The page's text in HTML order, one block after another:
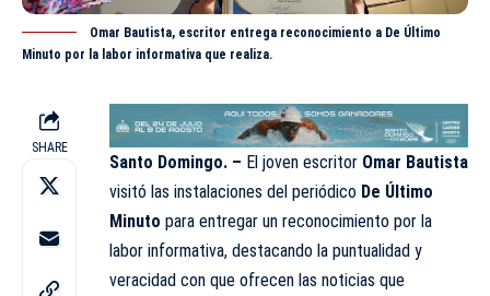
Omar Bautista, escritor entrega reconocimiento a De Último
Minuto por la labor informativa que realiza.
SHARE
Santo Domingo. – El joven escritor Omar Bautista
visitó las instalaciones del periódico De Último
Minuto para entregar un reconocimiento por la
labor informativa, destacando la puntualidad y
veracidad con que ofrecen las noticias que